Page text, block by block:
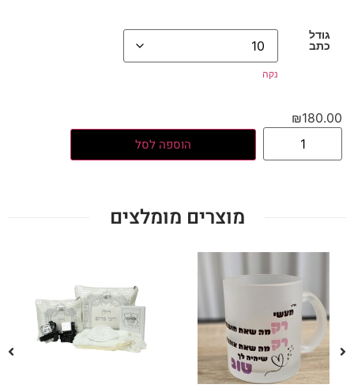
גודל
כתב
נקה
₪180.00
הוספה לסל
מוצרים מומלצים